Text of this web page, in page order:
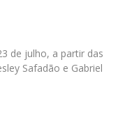
de julho, a partir das
Safadão e Gabriel